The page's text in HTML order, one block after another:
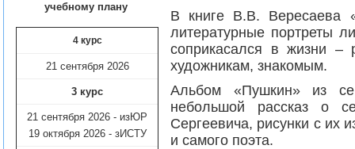
учебному плану​
4 курс
21 сентября 2026
3 курс
21 сентября 2026 - изЮР
19 октября 2026 - зИСТУ
В книге В.В. Вересаева
литературные портреты
соприкасался в жизни –
художникам, знакомым.
Альбом «Пушкин» из
небольшой рассказ о
Сергеевича, рисунки с их
и самого поэта.